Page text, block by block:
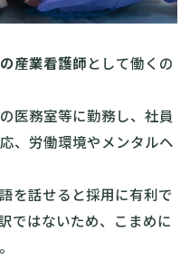
産業看護師として働くの
医務室等に勤務し、社員
、労働環境やメンタルヘ
を話せると採用に有利で
ではないため、こまめに